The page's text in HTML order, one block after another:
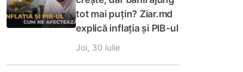
tot mai puțin? Ziar.md
explică inflația și PIB-ul
Joi, 30 iulie